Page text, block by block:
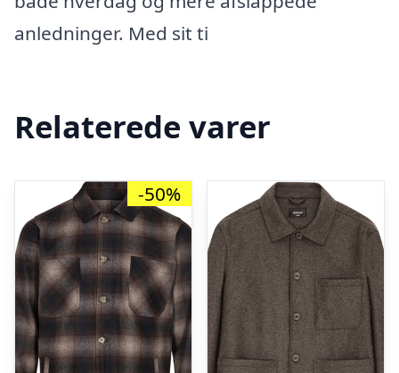
anledninger. Med sit ti
Relaterede varer
-50%